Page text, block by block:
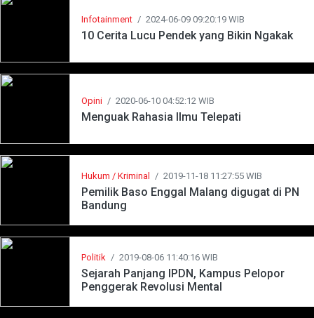
Infotainment / 2024-06-09 09:20:19 WIB
10 Cerita Lucu Pendek yang Bikin Ngakak
Opini / 2020-06-10 04:52:12 WIB
Menguak Rahasia Ilmu Telepati
Hukum / Kriminal / 2019-11-18 11:27:55 WIB
Pemilik Baso Enggal Malang digugat di PN
Bandung
Politik / 2019-08-06 11:40:16 WIB
Sejarah Panjang IPDN, Kampus Pelopor
Penggerak Revolusi Mental